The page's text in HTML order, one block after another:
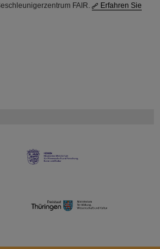
FAIR.
Erfahren Sie